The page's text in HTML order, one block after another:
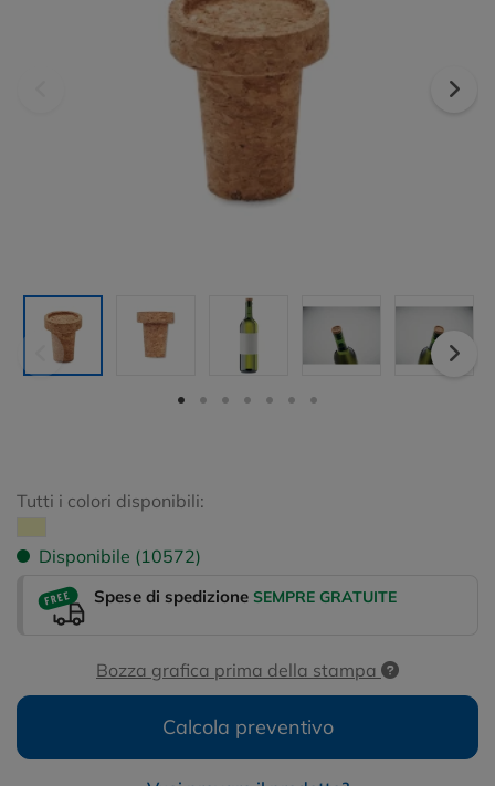
Tutti i colori disponibili:
Disponibile (10572)
Spese di spedizione SEMPRE GRATUITE
Bozza grafica prima della stampa
Calcola preventivo